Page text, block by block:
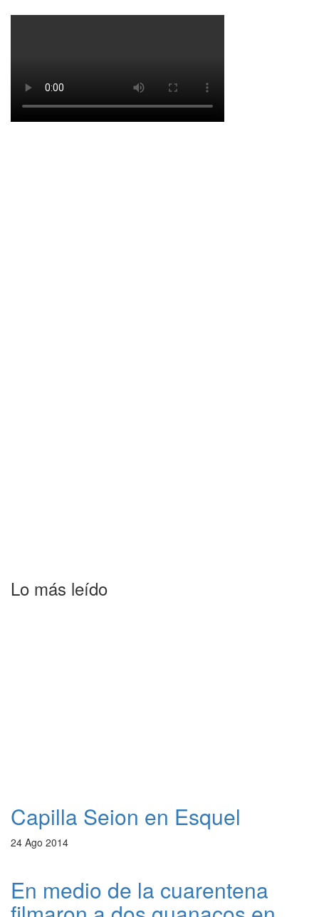
Lo más leído
Capilla Seion en Esquel
24 Ago 2014
En medio de la cuarentena